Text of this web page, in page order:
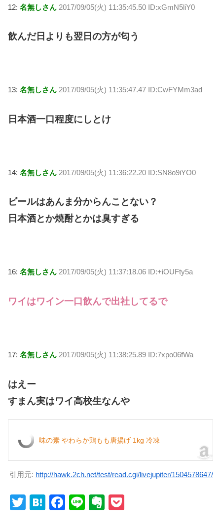
12: 名無しさん 2017/09/05(火) 11:35:45.50 ID:xGmN5liY0
飲んだ日よりも翌日の方が匂う
13: 名無しさん 2017/09/05(火) 11:35:47.47 ID:CwFYMm3ad
日本酒一口程度にしとけ
14: 名無しさん 2017/09/05(火) 11:36:22.20 ID:SN8o9iYO0
ビールはあんま分からんことない？
日本酒とか焼酎とかは臭すぎる
16: 名無しさん 2017/09/05(火) 11:37:18.06 ID:+iOUFty5a
ワイはワイン一口飲んで出社してるで
17: 名無しさん 2017/09/05(火) 11:38:25.89 ID:7xpo06fWa
はえー
すまん実はワイ高校生なんや
味の素 やわらか鶏もも唐揚げ 1kg 冷凍
引用元: http://hawk.2ch.net/test/read.cgi/livejupiter/1504578647/
T
H
F
Li
E